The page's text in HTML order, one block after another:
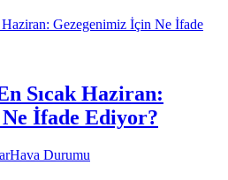
Sıcak Haziran:
İfade Ediyor?
Hava Durumu